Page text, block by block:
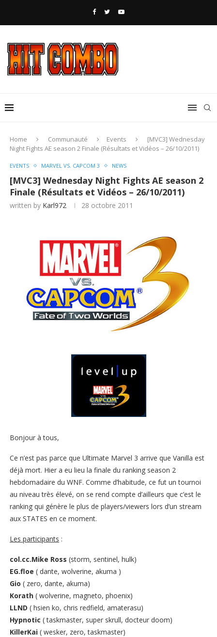
Home Communauté Events
[MVC3] Wednesday
Night Fights AE season 2 Finale (Résultats et Vidéos – 26/10/2011)
EVENTS MARVEL VS. CAPCOM 3 NEWS
[MVC3] Wednesday Night Fights AE season 2
Finale (Résultats et Vidéos – 26/10/2011)
written by Karl972 28 octobre 2011
Bonjour à tous,
Ce n’est pas parce que Ultimate Marvel 3 arrive que Vanilla est
déjà mort. Hier a eu lieu la finale du ranking season 2
hebdomadaire du WNF. Comme d’habitude, ce fut un tournoi
au niveau très élevé, on se rend compte d’ailleurs que c’est le
ranking qui génère le plus de players/viewers lors d’un stream
aux STATES en ce moment.
Les participants :
col.cc.Mike Ross (storm, sentinel, hulk)
EG.floe ( dante, wolverine, akuma )
Gio ( zero, dante, akuma)
Korath ( wolverine, magneto, phoenix)
LLND ( hsien ko, chris redfield, amaterasu)
Hypnotic ( taskmaster, super skrull, docteur doom)
KillerKai ( wesker, zero, taskmaster)